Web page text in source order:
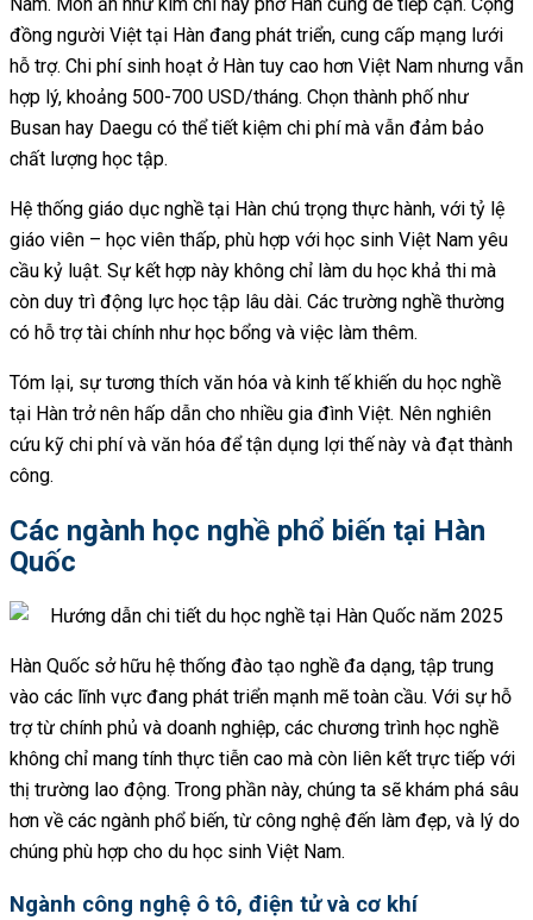
đồng người Việt tại Hàn đang phát triển, cung cấp mạng lưới
hỗ trợ. Chi phí sinh hoạt ở Hàn tuy cao hơn Việt Nam nhưng vẫn
hợp lý, khoảng 500-700 USD/tháng. Chọn thành phố như
Busan hay Daegu có thể tiết kiệm chi phí mà vẫn đảm bảo
chất lượng học tập.
Hệ thống giáo dục nghề tại Hàn chú trọng thực hành, với tỷ lệ
giáo viên – học viên thấp, phù hợp với học sinh Việt Nam yêu
cầu kỷ luật. Sự kết hợp này không chỉ làm du học khả thi mà
còn duy trì động lực học tập lâu dài. Các trường nghề thường
có hỗ trợ tài chính như học bổng và việc làm thêm.
Tóm lại, sự tương thích văn hóa và kinh tế khiến du học nghề
tại Hàn trở nên hấp dẫn cho nhiều gia đình Việt. Nên nghiên
cứu kỹ chi phí và văn hóa để tận dụng lợi thế này và đạt thành
công.
Các ngành học nghề phổ biến tại Hàn
Quốc
Hàn Quốc sở hữu hệ thống đào tạo nghề đa dạng, tập trung
vào các lĩnh vực đang phát triển mạnh mẽ toàn cầu. Với sự hỗ
trợ từ chính phủ và doanh nghiệp, các chương trình học nghề
không chỉ mang tính thực tiễn cao mà còn liên kết trực tiếp với
thị trường lao động. Trong phần này, chúng ta sẽ khám phá sâu
hơn về các ngành phổ biến, từ công nghệ đến làm đẹp, và lý do
chúng phù hợp cho du học sinh Việt Nam.
Ngành công nghệ ô tô, điện tử và cơ khí